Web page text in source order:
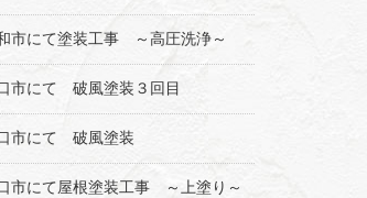
市にて塗装工事 ～高圧洗浄～
市にて 破風塗装３回目
市にて 破風塗装
市にて屋根塗装工事 ～上塗り～